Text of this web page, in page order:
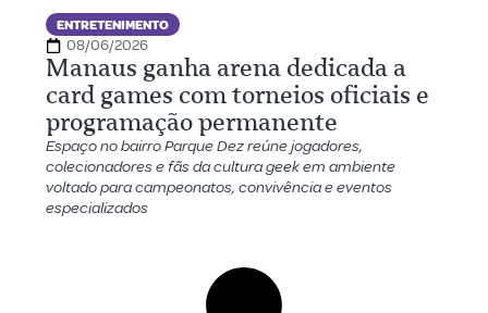
ENTRETENIMENTO
08/06/2026
Manaus ganha arena dedicada a
card games com torneios oficiais e
programação permanente
Espaço no bairro Parque Dez reúne jogadores,
colecionadores e fãs da cultura geek em ambiente
voltado para campeonatos, convivência e eventos
especializados